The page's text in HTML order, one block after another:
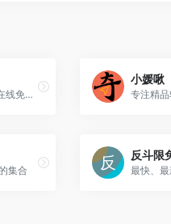
苹果相册HEIC格式在线免费转JPG图片格式
小媛啾
集合
反斗限